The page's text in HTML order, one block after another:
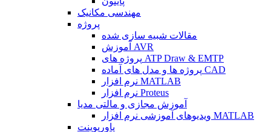
مهندسی مکانیک
پروژه
مقالات شبیه سازی شده
آموزش AVR
پروژه های ATP Draw & EMTP
پروژه ها و مدل های آماده CAD
نرم افزار MATLAB
نرم افزار Proteus
آموزش مجازی و مالتی مدیا
ویدیوهای آموزشی نرم افزار MATLAB
پاورپوینت